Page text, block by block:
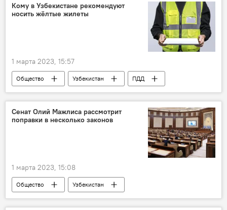
Кому в Узбекистане рекомендуют
носить жёлтые жилеты
1 марта 2023, 15:57
Общество Узбекистан
ПДД
Изменения в ПДД Узбекистана
безопасность
Сенат Олий Мажлиса рассмотрит
поправки в несколько законов
1 марта 2023, 15:08
Общество
Узбекистан
Сенат Республики Узбекистан